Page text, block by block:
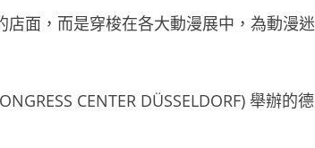
店面，而是穿梭在各大動漫展中，為動漫迷
CENTER DÜSSELDORF) 舉辦的德